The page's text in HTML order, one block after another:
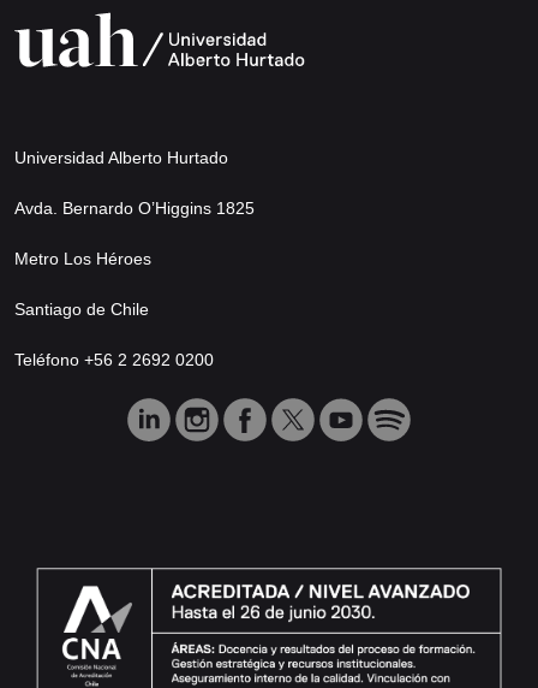
Universidad Alberto Hurtado
Avda. Bernardo O’Higgins 1825
Metro Los Héroes
Santiago de Chile
Teléfono +56 2 2692 0200